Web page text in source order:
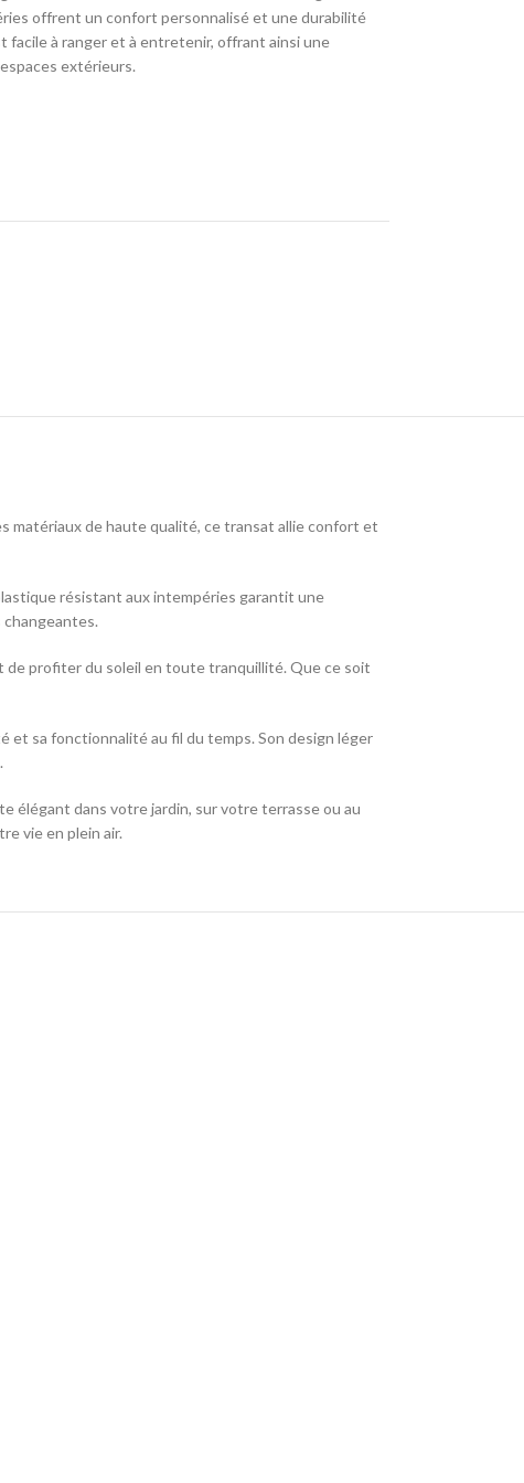
offrent un confort personnalisé et une durabilité
facile à ranger et à entretenir, offrant ainsi une
extérieurs.
matériaux de haute qualité, ce transat allie confort et
résistant aux intempéries garantit une
profiter du soleil en toute tranquillité. Que ce soit
et sa fonctionnalité au fil du temps. Son design léger
élégant dans votre jardin, sur votre terrasse ou au
vie en plein air.